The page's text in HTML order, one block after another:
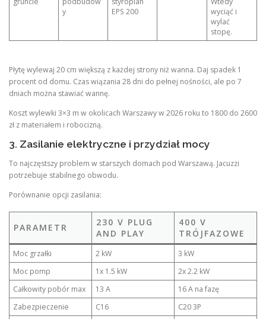
y
EPS 200
wyciąć i
wylać
stopę.
Płytę wylewaj 20 cm większą z każdej strony niż wanna. Daj spadek 1
procent od domu. Czas wiązania 28 dni do pełnej nośności, ale po 7
dniach można stawiać wannę.
Koszt wylewki 3×3 m w okolicach Warszawy w 2026 roku to 1800 do 2600
zł z materiałem i robocizną.
3. Zasilanie elektryczne i przydział mocy
To najczęstszy problem w starszych domach pod Warszawą. Jacuzzi
potrzebuje stabilnego obwodu.
Porównanie opcji zasilania:
PARAMETR
230 V PLUG
AND PLAY
400 V
TRÓJFAZOWE
Moc grzałki 2 kW
3 kW
Moc pomp
1x 1.5 kW
2x 2.2 kW
Całkowity pobór max
13 A
16 A na fazę
Zabezpieczenie
C16
C20 3P